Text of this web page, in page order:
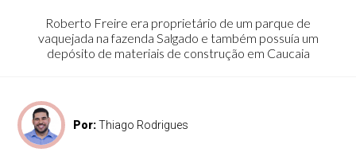
Roberto Freire era proprietário de um parque de
vaquejada na fazenda Salgado e também possuía um
depósito de materiais de construção em Caucaia
Por:Thiago Rodrigues